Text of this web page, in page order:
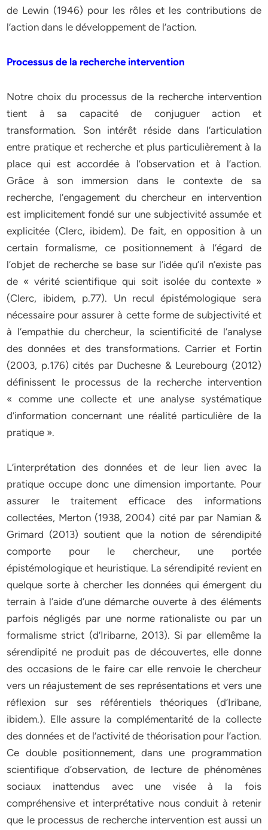
de Lewin (1946) pour les rôles et les contributions de
l’action dans le développement de l’action.
Processus de la recherche intervention
Notre choix du processus de la recherche intervention
tient à sa capacité de conjuguer action et
transformation. Son intérêt réside dans l’articulation
entre pratique et recherche et plus particulièrement à la
place qui est accordée à l’observation et à l’action.
Grâce à son immersion dans le contexte de sa
recherche, l’engagement du chercheur en intervention
est implicitement fondé sur une subjectivité assumée et
explicitée (Clerc, ibidem). De fait, en opposition à un
certain formalisme, ce positionnement à l’égard de
l’objet de recherche se base sur l’idée qu’il n’existe pas
de « vérité scientifique qui soit isolée du contexte »
(Clerc, ibidem, p.77). Un recul épistémologique sera
nécessaire pour assurer à cette forme de subjectivité et
à l’empathie du chercheur, la scientificité de l’analyse
des données et des transformations. Carrier et Fortin
(2003, p.176) cités par Duchesne & Leurebourg (2012)
définissent le processus de la recherche intervention
« comme une collecte et une analyse systématique
d’information concernant une réalité particulière de la
pratique ».
L’interprétation des données et de leur lien avec la
pratique occupe donc une dimension importante. Pour
assurer le traitement efficace des informations
collectées, Merton (1938, 2004) cité par par Namian &
Grimard (2013) soutient que la notion de sérendipité
comporte pour le chercheur, une portée
épistémologique et heuristique. La sérendipité revient en
quelque sorte à chercher les données qui émergent du
terrain à l’aide d’une démarche ouverte à des éléments
parfois négligés par une norme rationaliste ou par un
formalisme strict (d’Iribarne, 2013). Si par ellemême la
sérendipité ne produit pas de découvertes, elle donne
des occasions de le faire car elle renvoie le chercheur
vers un réajustement de ses représentations et vers une
réflexion sur ses référentiels théoriques (d’Iribane,
ibidem.). Elle assure la complémentarité de la collecte
des données et de l’activité de théorisation pour l’action.
Ce double positionnement, dans une programmation
scientifique d’observation, de lecture de phénomènes
sociaux inattendus avec une visée à la fois
compréhensive et interprétative nous conduit à retenir
que le processus de recherche intervention est aussi un